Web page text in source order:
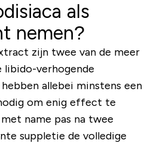
als
nemen?
zijn twee van de meer
libido-verhogende
allebei minstens een
om enig effect te
name pas na twee
suppletie de volledige